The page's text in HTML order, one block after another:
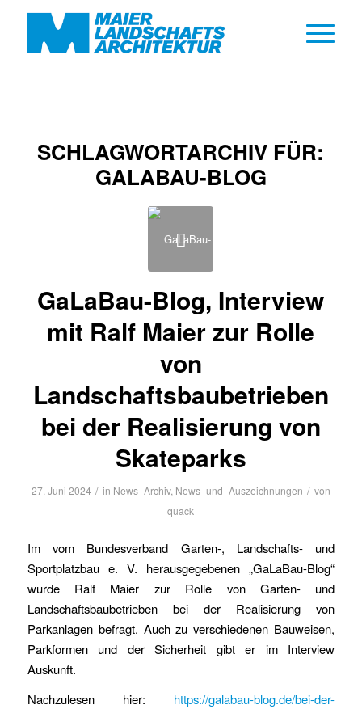
SCHLAGWORTARCHIV FÜR:
GALABAU-BLOG
GaLaBau-Blog, Interview
mit Ralf Maier zur Rolle
von
Landschaftsbaubetrieben
bei der Realisierung von
Skateparks
27. Juni 2024 / in News_Archiv, News_und_Auszeichnungen / von
quack
Im vom Bundesverband Garten-, Landschafts- und
Sportplatzbau e. V. herausgegebenen „GaLaBau-Blog“
wurde Ralf Maier zur Rolle von Garten- und
Landschaftsbaubetrieben bei der Realisierung von
Parkanlagen befragt. Auch zu verschiedenen Bauweisen,
Parkformen und der Sicherheit gibt er im Interview
Auskunft.
Nachzulesen hier: https://galabau-blog.de/bei-der-